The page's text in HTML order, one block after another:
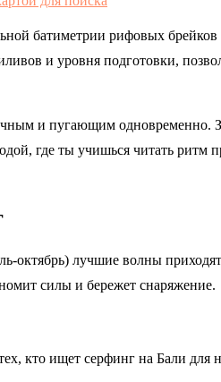
батиметрии рифовых
и уровня подготовки,
и пугающим
где ты учишься читать ритм
октябрь) лучшие волны
силы и бережет снаряжение.
кто ищет серфинг на Бали